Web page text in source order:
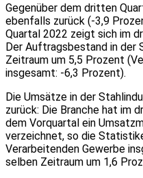
Gegenüber dem dritten
ebenfalls zurück (-3,9
Quartal 2022 zeigt sich im
Der Auftragsbestand in der
Zeitraum um 5,5 Prozent
insgesamt: -6,3 Prozent).
Die Umsätze in der
zurück: Die Branche hat im
dem Vorquartal ein
verzeichnet, so die
Verarbeitenden Gewerbe
selben Zeitraum um 1,6